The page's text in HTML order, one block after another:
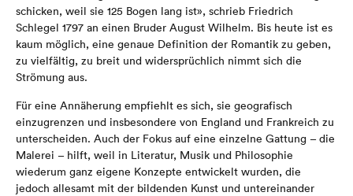
schicken, weil sie 125 Bogen lang ist», schrieb Friedrich
Schlegel 1797 an einen Bruder August Wilhelm. Bis heute ist es
kaum möglich, eine genaue Definition der Romantik zu geben,
zu vielfältig, zu breit und widersprüchlich nimmt sich die
Strömung aus.
Für eine Annäherung empfiehlt es sich, sie geografisch
einzugrenzen und insbesondere von England und Frankreich zu
unterscheiden. Auch der Fokus auf eine einzelne Gattung – die
Malerei – hilft, weil in Literatur, Musik und Philosophie
wiederum ganz eigene Konzepte entwickelt wurden, die
jedoch allesamt mit der bildenden Kunst und untereinander